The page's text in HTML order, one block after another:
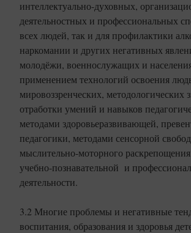
интеллектуально-духовных,
деятельностных и профессиональных
всех людей, так и для профилактики
наркомании и других негативных
молодёжи, военнослужащих и
применением технологий освоения
мировоззренческих, методологических
отработки умений и навыков
методами здоровьеразвивающей,
педагогики, методами сенсорной
мыслительно-моторного
учебно-познавательной и
деятельности.
3.2 Многие проблемы и негативные
воспитания, образования и здоровья